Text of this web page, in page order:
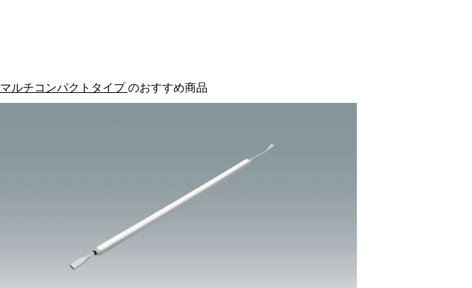
マルチコンパクトタイプのおすすめ商品